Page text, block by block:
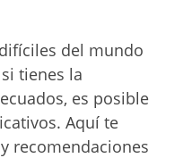
del mundo
tienes la
es posible
Aquí te
recomendaciones